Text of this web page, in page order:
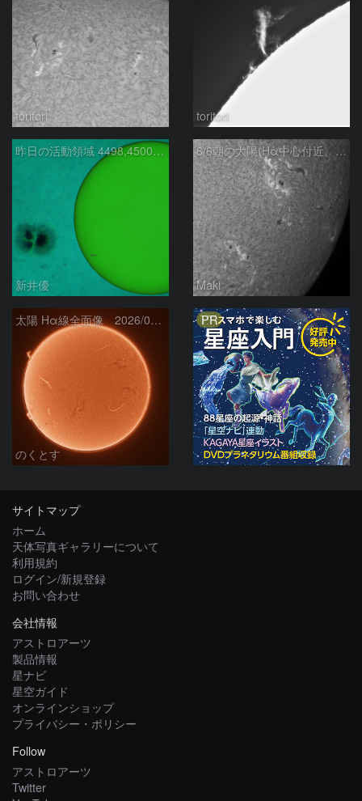
toritori toritori
昨日の活動領域 4498,4500：2026/08/05
新井優
8/6朝の太陽(Hα中心付近、4498、4502付近)
Maki
太陽 Hα線全面像 2026/08/06
のくとす
PR
サイトマップ
ホーム
天体写真ギャラリーについて
利用規約
ログイン/新規登録
お問い合わせ
会社情報
アストロアーツ
製品情報
星ナビ
星空ガイド
オンラインショップ
プライバシー・ポリシー
Follow
アストロアーツ
Twitter